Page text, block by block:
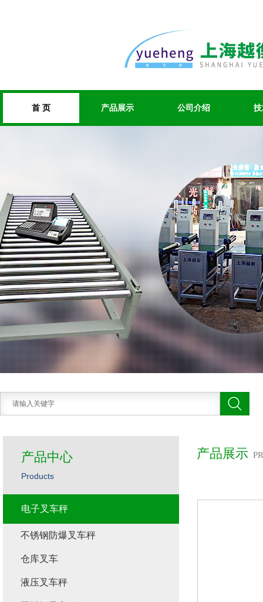
首 页 产品展示 公司介绍
产品展示
产品中心
Products
电子叉车秤
不锈钢防爆叉车秤
仓库叉车
液压叉车秤